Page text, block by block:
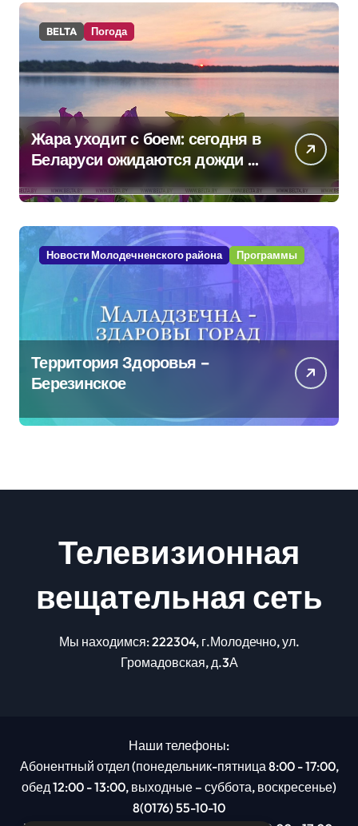
BELTA Погода
Жара уходит с боем: сегодня в
Беларуси ожидаются дожди и
грозы
Новости Молодечненского района Программы
Территория Здоровья –
Березинское
Телевизионная
вещательная сеть
Мы находимся: 222304, г.Молодечно, ул.
Громадовская, д.3А
Наши телефоны:
Абонентный отдел (понедельник-пятница 8:00 - 17:00,
обед 12:00 - 13:00, выходные – суббота, воскресенье)
8(0176) 55-10-10